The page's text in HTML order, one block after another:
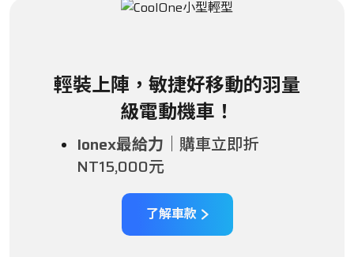
輕裝上陣，敏捷好移動的羽量
級電動機車！
Ionex最給力｜ 購車立即折
NT15,000元
了解車款